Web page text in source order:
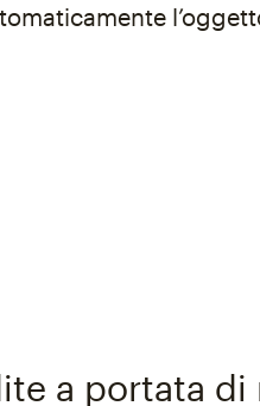
a portata di